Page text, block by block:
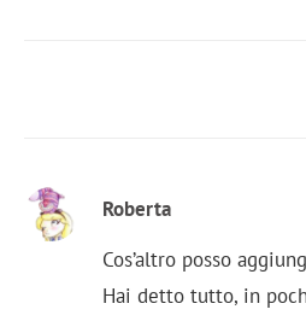
Roberta
Cos’altro posso
Hai detto tutto, in